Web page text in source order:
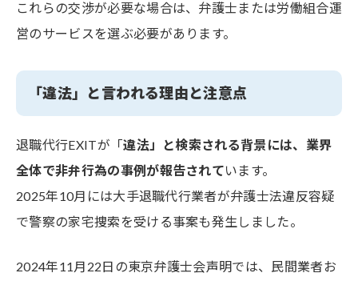
これらの交渉が必要な場合は、弁護士または労働組合運
営のサービスを選ぶ必要があります。
「違法」と言われる理由と注意点
退職代行EXITが「違法」と検索される背景には、業界
全体で非弁行為の事例が報告されています。
2025年10月には大手退職代行業者が弁護士法違反容疑
で警察の家宅捜索を受ける事案も発生しました。
2024年11月22日の東京弁護士会声明では、民間業者お